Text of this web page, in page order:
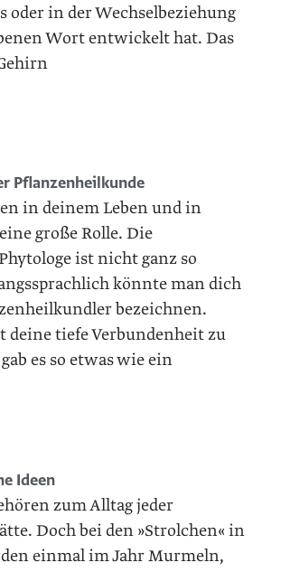
oder in der Wechselbeziehung
Wort entwickelt hat. Das
Pflanzenheilkunde
in deinem Leben und in
große Rolle. Die
ist nicht ganz so
könnte man dich
bezeichnen.
deine tiefe Verbundenheit zu
es so etwas wie ein
Ideen
zum Alltag jeder
Doch bei den »Strolchen« in
einmal im Jahr Murmeln,